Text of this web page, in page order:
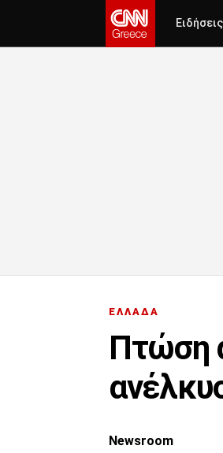
Ειδήσεις
ΕΛΛΑΔΑ
Πτώση
Newsroom